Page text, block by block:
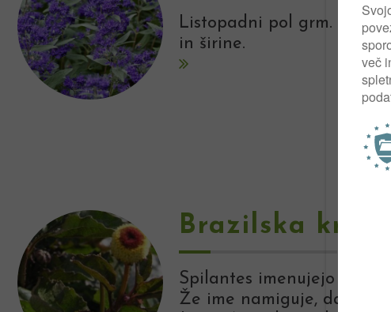
Listopadni pol grm. Zraste
in širine.
Brazilska kreša
Spilantes imenujejo tudi
Že ime namiguje, da gre